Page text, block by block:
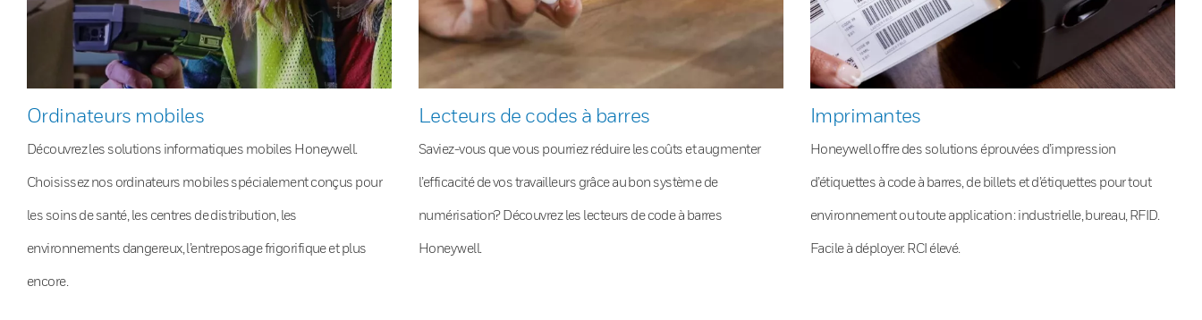
Ordinateurs mobiles
Découvrez les solutions informatiques mobiles Honeywell.
Choisissez nos ordinateurs mobiles spécialement conçus pour
les soins de santé, les centres de distribution, les
environnements dangereux, l’entreposage frigorifique et plus
encore.
Lecteurs de codes à barres
Saviez-vous que vous pourriez réduire les coûts et augmenter
l’efficacité de vos travailleurs grâce au bon système de
numérisation? Découvrez les lecteurs de code à barres
Honeywell.
Imprimantes
Honeywell offre des solutions éprouvées d’impression
d’étiquettes à code à barres, de billets et d’étiquettes pour tout
environnement ou toute application : industrielle, bureau, RFID.
Facile à déployer. RCI élevé.